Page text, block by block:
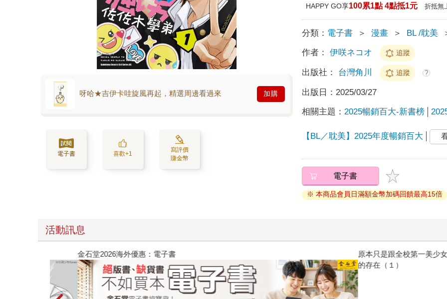
呀哈★吉伊卡哇旋風再起，精選周邊看過來 加購
電子書 喜歡+1
寫評價
賺金幣
HAPPY GO享100累1點 4點抵1元 折抵無
分類： 電子書 ＞ 漫畫 ＞ BL /耽美
作者： 伊咲ネコオ 追蹤
出版社： 台灣角川 追蹤 ?
出版日： 2025/03/27
相關主題： 2025暢銷百大-新書榜
【BL／耽美】2025年度暢銷百大
電子書
※ 本商品會員日滿額金幣加碼回饋最高15倍
活動訊息
金石堂2026海外優惠：電子書
原本只是跟全校第一美少女商量
的存在（１）